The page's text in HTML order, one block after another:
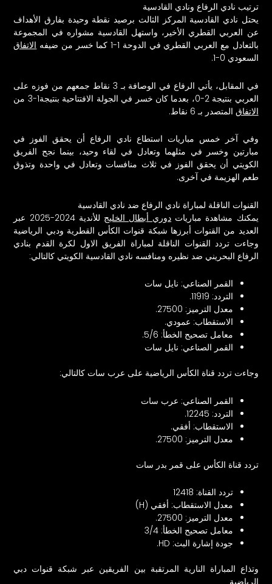
ترتيب نادي الرفاع ونادي القادسية
يحتل نادي القادسية المركز الثالث برصيد نقطة وحيدة بفارق الأهداف
عن العربي القطري الأخير، واستهل القادسية مشواره في المجموعة
بالتعادل مع العربي القطري في الدوحة 1-1 كما خسر من ضيفه
الاتفاق
السعودي 0-1.
في المقابل، يأتي الرفاع في الوصافة بـ 3 نقاط جمعهم من فوزه على
العربي بنتيجة 2-0، بعدما كان خسر في الجولة الافتتاحية بنتيجة1-3 من
الاتفاق المتصدر بـ 6 نقاط.
وفي آخر خمس مباريات استطاع نادي الرفاع أن يحقق الفوز في
مبارتين وخسر في مثلهما وتعادل في لقاء وحيد، بينما نجح الفريق
الكويتي أن يحقق الفوز في ثلاث منافسات وتعادل في واحدة وتذوق
طعم الهزيمة في آخرى.
القنوات الناقلة لمباراة نادي الرفاع ضد نادي القادسية
يمكنك مشاهدة مباريات دوري أبطال الخليج
للأندية 2024-2025 عبر
العديد من القنوات أبرزها شبكة قنوات الكأس القطرية ودبي الرياضية
وجاءت تردد القنوات الناقلة لمباراة الفريق الاول لكرة القدم بنادي
الرفاع البحريني ضد نظيره ومنافسه نادي القادسية الكويتي كالتالي:
القمر الصناعي: نايل سات
التردد: 11919.
معدل الترميز: 27500.
الاستقطاب: عمودي.
معامل تصحيح الخطأ: 5/6.
القمر الصناعي: نايل سات
وجاءت تردد قناة الكأس الرياضية على عرب سات كالتالي:
القمر الصناعي: عرب سات
التردد: 12245.
الاستقطاب: أفقي.
معدل الترميز: 27500.
تردد قناة الكأس على قمر بدر سات
تردد القناة: 12418
معدل الاستقطاب: أفقي (H)
معدل الترميز: 27500.
معامل تصحيح الخطأ: 3/4
جودة إشارة البث: HD.
وتذاع المباراة النارية المرتقبة بين الفريقين عبر شبكة قنوات دبي